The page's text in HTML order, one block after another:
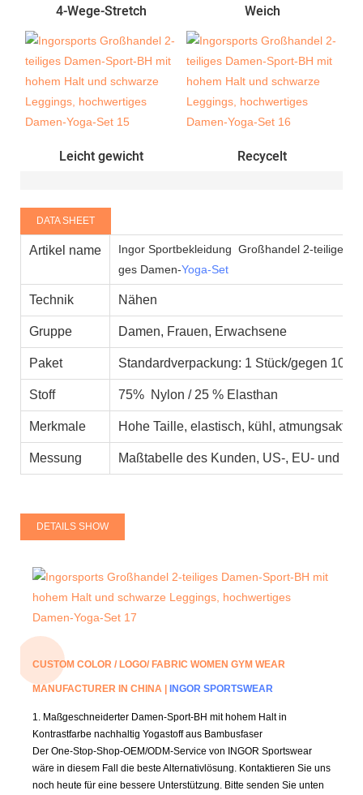
4-Wege-Stretch Weich
Leicht gewicht Recycelt
DATA SHEET
Artikel name Ingor Sportbekleidung Großhandel 2-teiliges
ges Damen-Yoga-Set
Technik Nähen
Gruppe Damen, Frauen, Erwachsene
Paket Standardverpackung: 1 Stück/gegen 100
Stoff 75% Nylon / 25 % Elasthan
Merkmale Hohe Taille, elastisch, kühl,
Messung Maßtabelle des Kunden, US-, EU- und
DETAILS SHOW
CUSTOM COLOR / LOGO/ FABRIC WOMEN GYM WEAR
MANUFACTURER IN CHINA | INGOR SPORTSWEAR
1. Maßgeschneiderter Damen-Sport-BH mit hohem Halt in
Kontrastfarbe nachhaltig Yogastoff aus Bambusfaser
Der One-Stop-Shop-OEM/ODM-Service von INGOR Sportswear
wäre in diesem Fall die beste Alternativlösung. Kontaktieren Sie uns
noch heute für eine bessere Unterstützung. Bitte senden Sie unten